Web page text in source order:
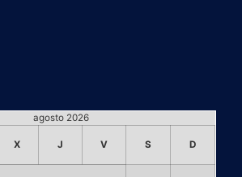
agosto 2026
X J V S D